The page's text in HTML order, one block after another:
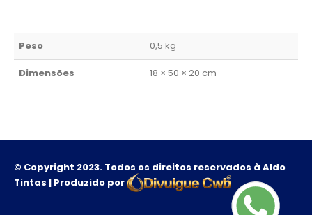
Peso 0,5 kg
Dimensões 18 × 50 × 20 cm
© Copyright 2023. Todos os direitos reservados à Aldo
Tintas | Produzido por